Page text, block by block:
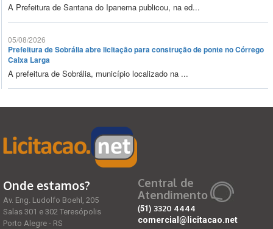
A Prefeitura de Santana do Ipanema publicou, na ed...
05/08/2026
Prefeitura de Sobrália abre licitação para construção de ponte no Córrego
Caixa Larga
A prefeitura de Sobrália, município localizado na ...
Onde estamos?
Av. Eng. Ludolfo Boehl, 205
Salas 301 e 302 Teresópolis
Porto Alegre - RS
Central de
Atendimento
(51) 3320 4444
comercial@licitacao.net